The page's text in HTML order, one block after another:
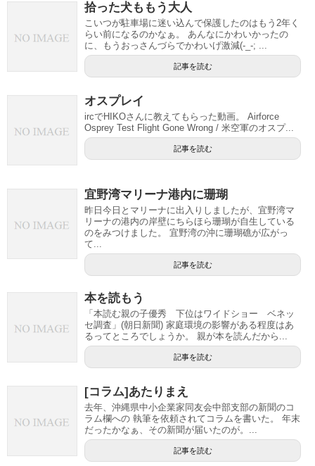
拾った犬ももう大人
こいつが駐車場に迷い込んで保護したのはもう2年く
らい前になるのかなぁ。 あんなにかわいかったの
に、もうおっさんづらでかわいげ激減(-_-; ...
記事を読む
オスプレイ
ircでHIKOさんに教えてもらった動画。 Airforce
Osprey Test Flight Gone Wrong / 米空軍のオスプ...
記事を読む
宜野湾マリーナ港内に珊瑚
昨日今日とマリーナに出入りしましたが、宜野湾マ
リーナの港内の岸壁にちらほら珊瑚が自生している
のをみつけました。 宜野湾の沖に珊瑚礁が広がっ
て...
記事を読む
本を読もう
「本読む親の子優秀 下位はワイドショー ベネッ
セ調査」(朝日新聞) 家庭環境の影響がある程度はあ
るってところでしょうか。 親が本を読んだから...
記事を読む
[コラム]あたりまえ
去年、沖縄県中小企業家同友会中部支部の新聞のコ
ラム欄への 執筆を依頼されてコラムを書いた。 年末
だったかなぁ、その新聞が届いたのが。...
記事を読む